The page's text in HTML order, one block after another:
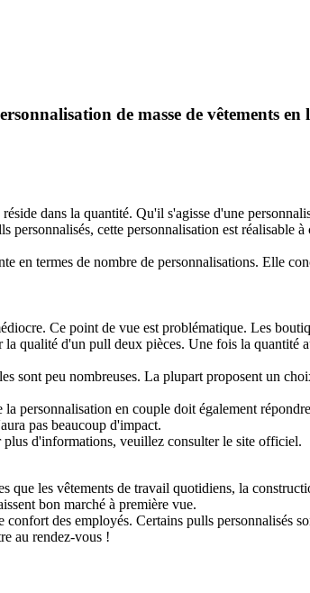
de masse de vêtements en
dans la quantité. Qu'il s'agisse d'une
cette personnalisation est réalisable
en termes de nombre de personnalisations. Elle
Ce point de vue est problématique. Les
qualité d'un pull deux pièces. Une fois la quantité
sont peu nombreuses. La plupart proposent un
personnalisation en couple doit également
pas beaucoup d'impact.
plus d'informations, veuillez consulter le site officiel.
les vêtements de travail quotidiens, la
bon marché à première vue.
des employés. Certains pulls personnalisés
au rendez-vous !